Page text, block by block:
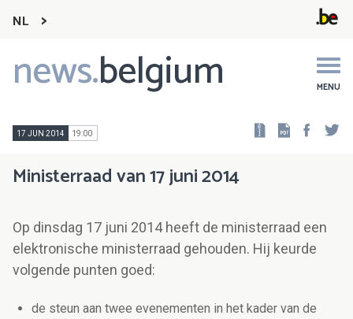
NL
news.belgium MENU
Main
navigation
17 JUN 2014 19:00
Ministerraad van 17 juni 2014
Op dinsdag 17 juni 2014 heeft de ministerraad een
elektronische ministerraad gehouden. Hij keurde
volgende punten goed:
de steun aan twee evenementen in het kader van de